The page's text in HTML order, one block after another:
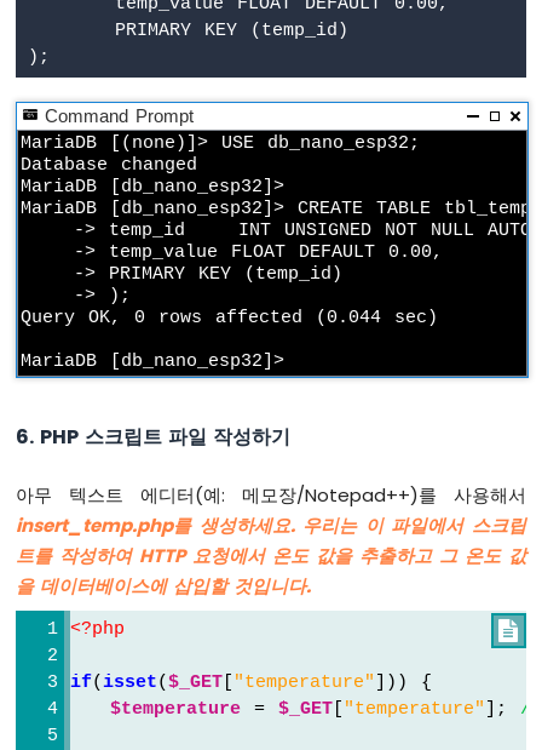
모
터
아
두
이
노
자
차
두
노
나
노
ESP32
-
토
Command Prompt
MariaDB [(none)]> USE db_nano_esp32;
Database changed
MariaDB [db_nano_esp32]>
MariaDB [db_nano_esp32]> CREATE TABLE
-> temp_id    INT UNSIGNED NOT NULL
    -> temp_value FLOAT DEFAULT 0.00,
    -> PRIMARY KEY (temp_id)
    -> );
Query OK, 0 rows affected (0.044 sec)
6. PHP 스크립트 파일 작성하기
아무 텍스트 에디터(예: 메모장/Notepad++)를 사용해서
insert_temp.php를 생성하세요. 우리는 이 파일에서 스크립
트를 작성하여 HTTP 요청에서 온도 값을 추출하고 그 온도 값
을 데이터베이스에 삽입할 것입니다.

<?php
if(isset($_GET "temperature"
])) {
$temperature = $_GET "temperature" ]; //